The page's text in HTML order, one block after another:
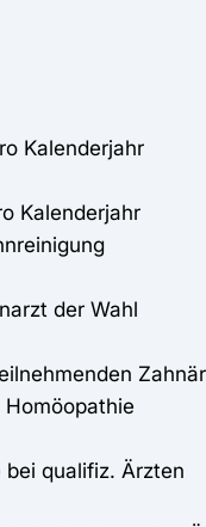
Kalenderjahr
Kalenderjahr
der Wahl
bei qualifiz. Ärzten